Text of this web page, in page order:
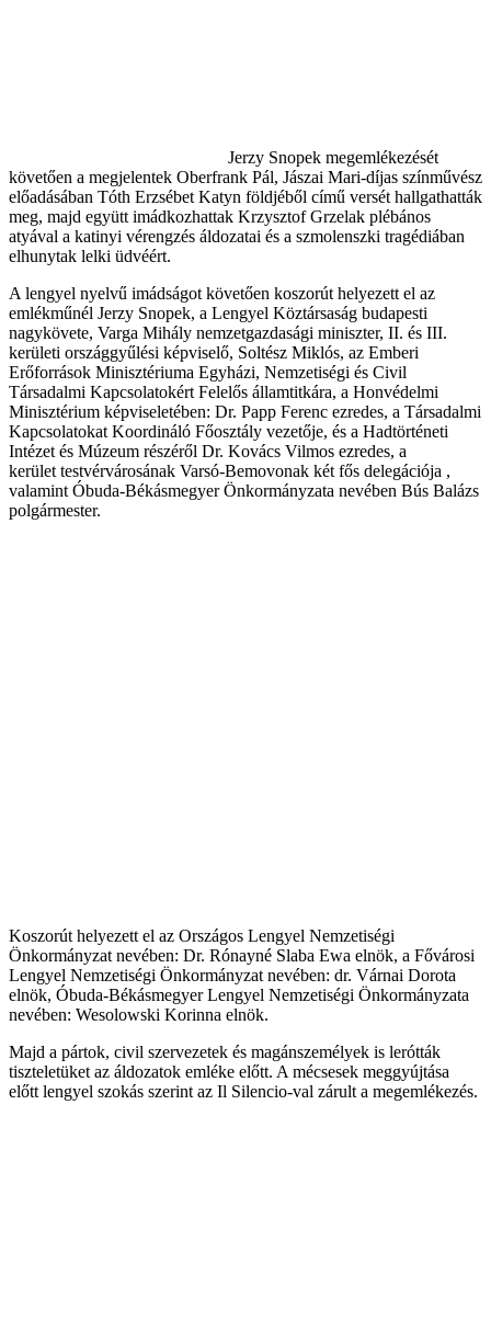
Jerzy Snopek megemlékezését
követően a megjelentek Oberfrank Pál, Jászai Mari-díjas színművész
előadásában Tóth Erzsébet Katyn földjéből című versét hallgathatták
meg, majd együtt imádkozhattak Krzysztof Grzelak plébános
atyával a katinyi vérengzés áldozatai és a szmolenszki tragédiában
elhunytak lelki üdvéért.
A lengyel nyelvű imádságot követően koszorút helyezett el az
emlékműnél Jerzy Snopek, a Lengyel Köztársaság budapesti
nagykövete, Varga Mihály nemzetgazdasági miniszter, II. és III.
kerületi országgyűlési képviselő, Soltész Miklós, az Emberi
Erőforrások Minisztériuma Egyházi, Nemzetiségi és Civil
Társadalmi Kapcsolatokért Felelős államtitkára, a Honvédelmi
Minisztérium képviseletében: Dr. Papp Ferenc ezredes, a Társadalmi
Kapcsolatokat Koordináló Főosztály vezetője, és a Hadtörténeti
Intézet és Múzeum részéről Dr. Kovács Vilmos ezredes, a
kerület testvérvárosának Varsó-Bemovonak két fős delegációja ,
valamint Óbuda-Békásmegyer Önkormányzata nevében Bús Balázs
polgármester.
Koszorút helyezett el az Országos Lengyel Nemzetiségi
Önkormányzat nevében: Dr. Rónayné Slaba Ewa elnök, a Fővárosi
Lengyel Nemzetiségi Önkormányzat nevében: dr. Várnai Dorota
elnök, Óbuda-Békásmegyer Lengyel Nemzetiségi Önkormányzata
nevében: Wesolowski Korinna elnök.
Majd a pártok, civil szervezetek és magánszemélyek is lerótták
tiszteletüket az áldozatok emléke előtt. A mécsesek meggyújtása
előtt lengyel szokás szerint az Il Silencio-val zárult a megemlékezés.